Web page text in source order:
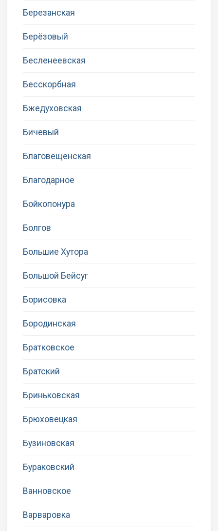
Березанская
Берёзовый
Бесленеевская
Бесскорбная
Бжедуховская
Бичевый
Благовещенская
Благодарное
Бойкопонура
Болгов
Большие Хутора
Большой Бейсуг
Борисовка
Бородинская
Братковское
Братский
Бриньковская
Брюховецкая
Бузиновская
Бураковский
Ванновское
Варваровка